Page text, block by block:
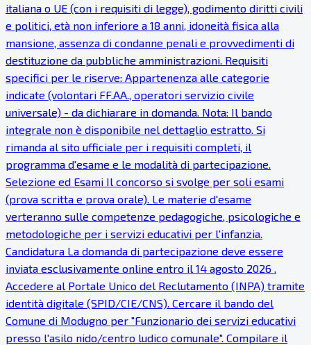
italiana o UE (con i requisiti di legge), godimento diritti civili
e politici, età non inferiore a 18 anni, idoneità fisica alla
mansione, assenza di condanne penali e provvedimenti di
destituzione da pubbliche amministrazioni. Requisiti
specifici per le riserve: Appartenenza alle categorie
indicate (volontari FF.AA., operatori servizio civile
universale) - da dichiarare in domanda. Nota: Il bando
integrale non è disponibile nel dettaglio estratto. Si
rimanda al sito ufficiale per i requisiti completi, il
programma d'esame e le modalità di partecipazione.
Selezione ed Esami Il concorso si svolge per soli esami
(prova scritta e prova orale). Le materie d'esame
verteranno sulle competenze pedagogiche, psicologiche e
metodologiche per i servizi educativi per l'infanzia.
Candidatura La domanda di partecipazione deve essere
inviata esclusivamente online entro il 14 agosto 2026 .
Accedere al Portale Unico del Reclutamento (INPA) tramite
identità digitale (SPID/CIE/CNS). Cercare il bando del
Comune di Modugno per "Funzionario dei servizi educativi
presso l'asilo nido/centro ludico comunale". Compilare il